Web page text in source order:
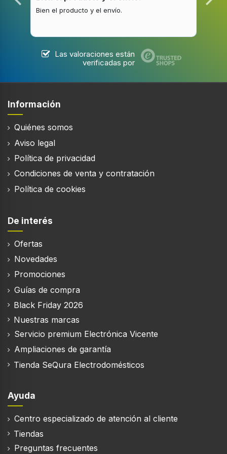
76 dB
Color del producto
Negro
Material de la carcasa
Vidrio
Tipo de control
Longitud del cable
Ubicación de escape
Superior
Diámetro de la conexión de escape
15 cm
Número de motores
1
Motor incluido
Filtración
Tipo de filtro de grasa
Número de filtros
Bien el producto y el envío.
Las valoraciones están
verificadas por
Información
Quiénes somos
Aviso legal
Política de privacidad
Condiciones de venta y contratación
Política de cookies
De interés
Ofertas
Novedades
Promociones
Guías de compra
Black Friday 2026
Nuestras marcas
Servicio premium Electrónica Vicente
Ampliaciones de garantía
Tienda SeQura Electrodomésticos
Ayuda
Centro especializado de atención al cliente
Tiendas
Preguntas frecuentes